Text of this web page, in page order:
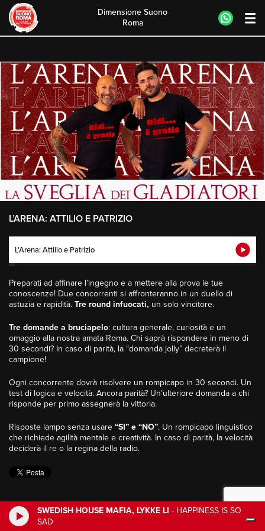
SWEDISH HOUSE MAFIA, LYKKE LI - HAPPINESS IS SO
SAD
content
Dimensione Suono
Roma
L’ARENA: ATTILIO E PATRIZIO
L’Arena: Attilio e Patrizio
Preparati ad affinare l’ingegno e a mettere alla prova le tue
conoscenze! Due concorrenti si affronteranno in un duello di
astuzia e rapidità. Tre round infuocati, un solo vincitore.
Tre domande a bruciapelo: cultura generale, curiosità e un
omaggio alla nostra amata Roma. Chi saprà rispondere in meno di
30 secondi? In caso di parità, la “domanda jolly” decreterà il
campione!
Ogni concorrente dovrà risolvere un rompicapo in 30 secondi. Un
test di logica e velocità. Ancora parità? Un’ulteriore domanda a chi
risponde per primo assegnerà la vittoria.
Risposte lampo senza usare “SI” e “NO”. Un rompicapo linguistico
che richiede agilità mentale e creatività. In caso di parità, la velocità
deciderà il re o la regina della radio.